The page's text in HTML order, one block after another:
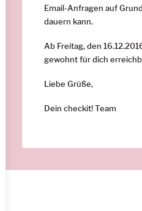
Email-Anfragen auf
dauern kann.
Ab Freitag, den
gewohnt für dich
Liebe Grüße,
Dein checkit! Team